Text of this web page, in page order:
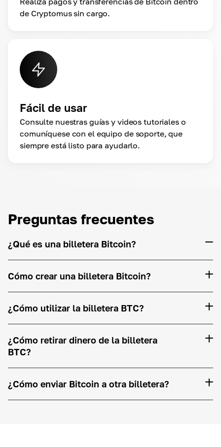
de Cryptomus sin cargo.
Fácil de usar
Consulte nuestras guías y videos tutoriales o
comuníquese con el equipo de soporte, que
siempre está listo para ayudarlo.
Preguntas frecuentes
¿Qué es una billetera Bitcoin?
Cómo crear una billetera Bitcoin?
¿Cómo utilizar la billetera BTC?
¿Cómo retirar dinero de la billetera
BTC?
¿Cómo enviar Bitcoin a otra billetera?